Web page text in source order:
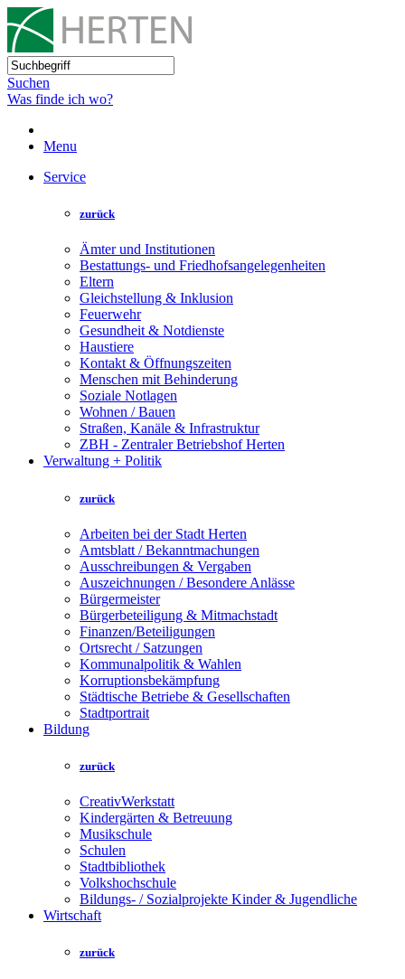
Suchen
Was finde ich wo?
Menu
Service
zurück
Ämter und Institutionen
Bestattungs- und Friedhofsangelegenheiten
Eltern
Gleichstellung & Inklusion
Feuerwehr
Gesundheit & Notdienste
Haustiere
Kontakt & Öffnungszeiten
Menschen mit Behinderung
Soziale Notlagen
Wohnen / Bauen
Straßen, Kanäle & Infrastruktur
ZBH - Zentraler Betriebshof Herten
Verwaltung + Politik
zurück
Arbeiten bei der Stadt Herten
Amtsblatt / Bekanntmachungen
Ausschreibungen & Vergaben
Auszeichnungen / Besondere Anlässe
Bürgermeister
Bürgerbeteiligung & Mitmachstadt
Finanzen/Beteiligungen
Ortsrecht / Satzungen
Kommunalpolitik & Wahlen
Korruptionsbekämpfung
Städtische Betriebe & Gesellschaften
Stadtportrait
Bildung
zurück
CreativWerkstatt
Kindergärten & Betreuung
Musikschule
Schulen
Stadtbibliothek
Volkshochschule
Bildungs- / Sozialprojekte Kinder & Jugendliche
Wirtschaft
zurück